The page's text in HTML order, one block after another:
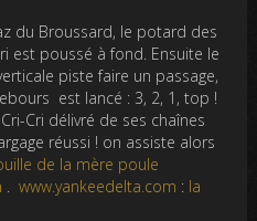
du Broussard, le potard des
est poussé à fond. Ensuite le
piste faire un passage,
est lancé : 3, 2, 1, top !
Cri délivré de ses chaînes
réussi ! on assiste alors
de la mère poule
.www.yankeedelta.com : la